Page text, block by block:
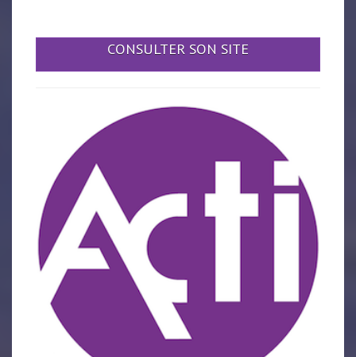
CONSULTER SON SITE